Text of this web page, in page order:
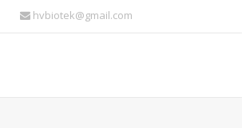
hvbiotek@gmail.com